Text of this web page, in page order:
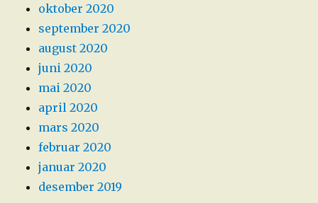
oktober 2020
september 2020
august 2020
juni 2020
mai 2020
april 2020
mars 2020
februar 2020
januar 2020
desember 2019